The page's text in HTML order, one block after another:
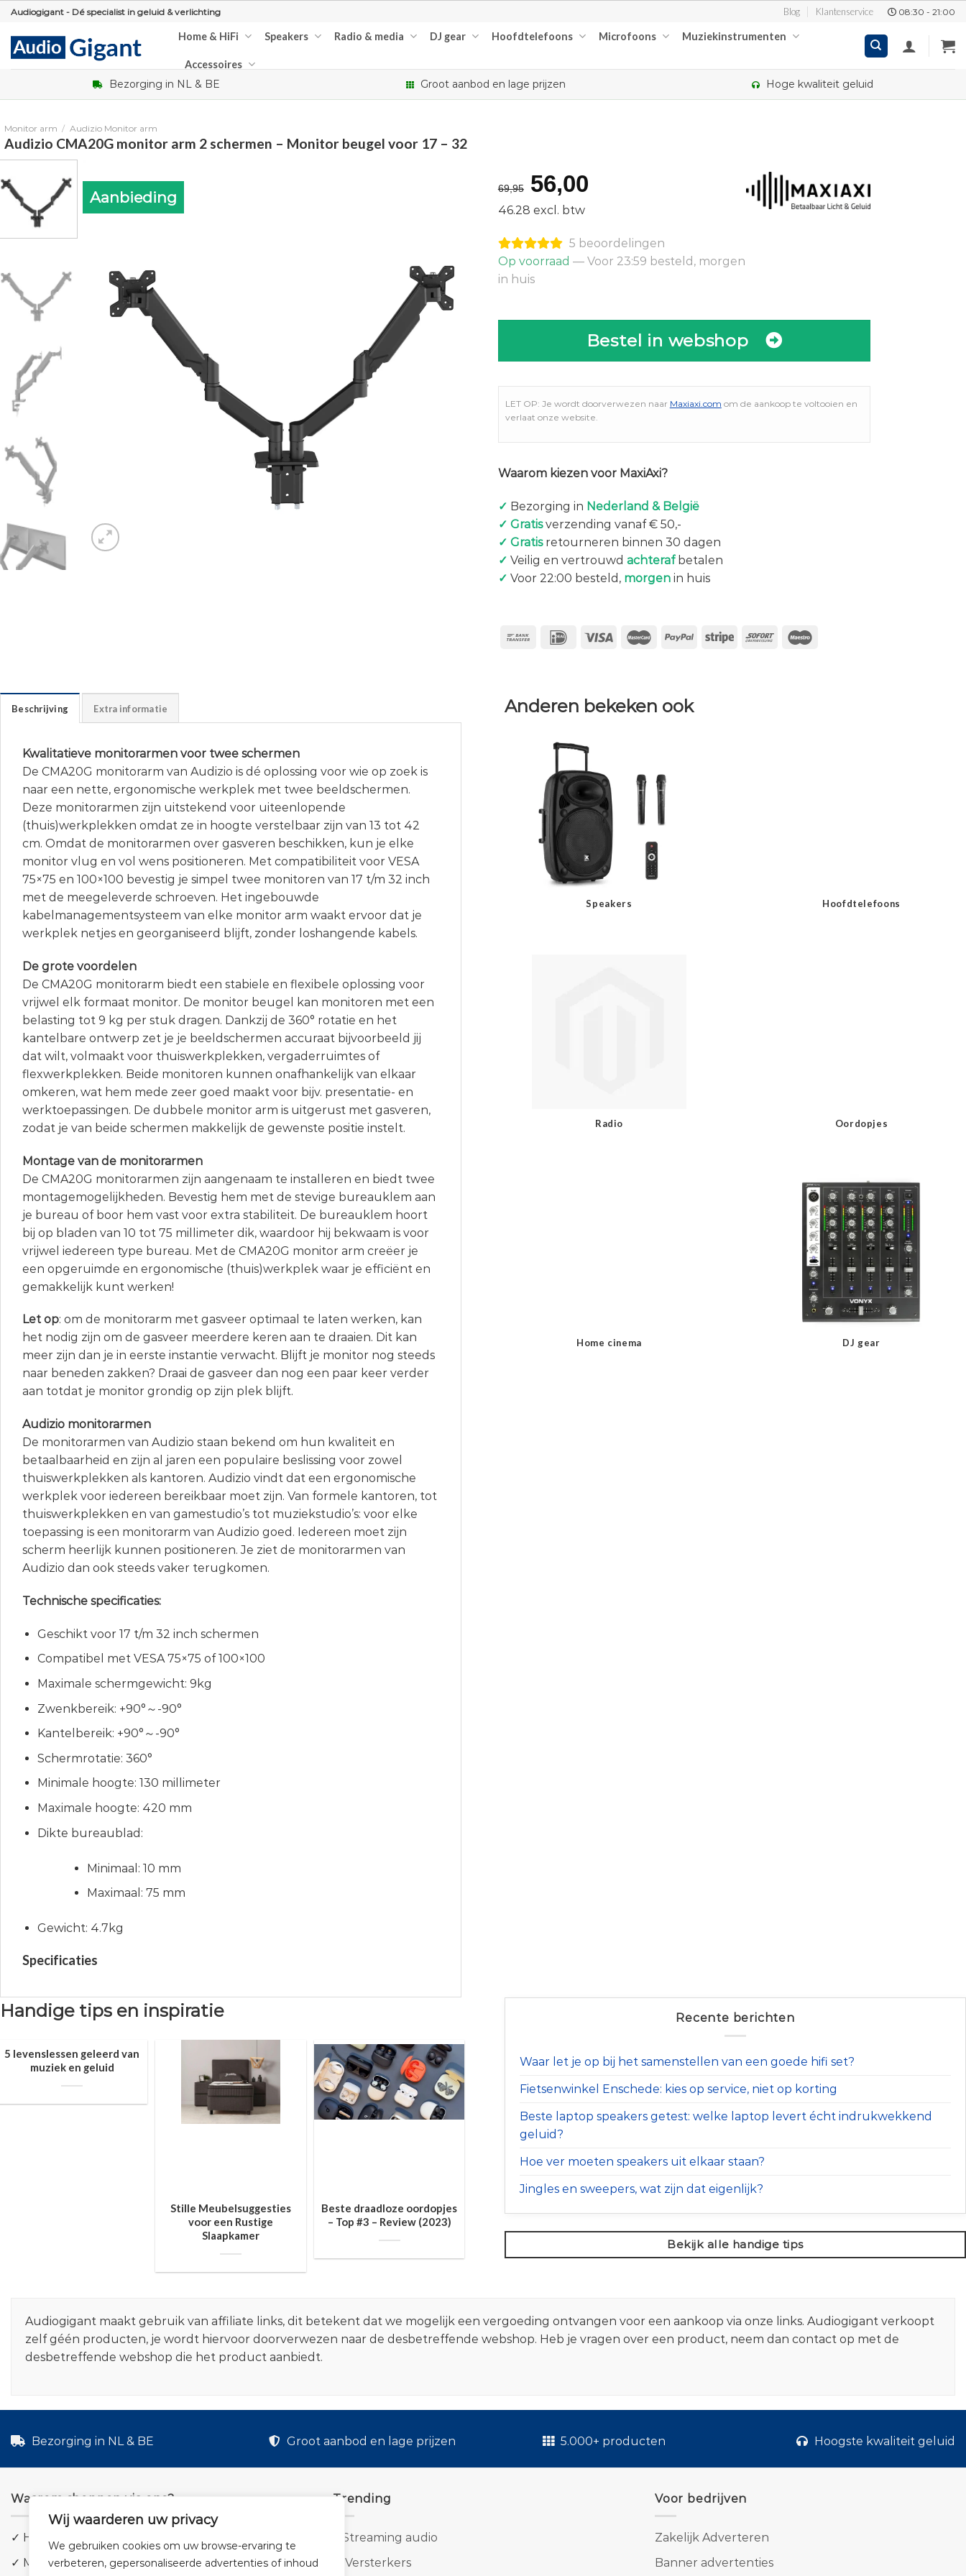
Wij waarderen uw privacy
We gebruiken cookies om uw browse-ervaring te
verbeteren, gepersonaliseerde advertenties of inhoud
Skip
content
Audiogigant - Dé specialist in geluid & verlichting Blog Klantenservice 08:30 - 21:00
Home & HiFi Speakers Radio & media DJ gear Hoofdtelefoons Microfoons Muziekinstrumenten
Accessoires
Bezorging in NL & BE Groot aanbod en lage prijzen Hoge kwaliteit geluid
Monitor arm / Audizio Monitor arm
Audizio CMA20G monitor arm 2 schermen – Monitor beugel voor 17 – 32
Aanbieding 69,95
Oorspronkelijke
prijs
was:
€69,95.
56,00Huidige
€56,00.
46.28 excl. btw
5 beoordelingen
Op voorraad — Voor 23:59 besteld, morgen
in huis
Bestel in webshop
LET OP: Je wordt doorverwezen naar Maxiaxi.com om de aankoop te voltooien en
verlaat onze website.
Waarom kiezen voor MaxiAxi?
✓ Bezorging in Nederland & België
✓ Gratisverzending vanaf € 50,-
✓ Gratisretourneren binnen 30 dagen
✓ Veilig en vertrouwd achterafbetalen
✓ Voor 22:00 besteld, morgenin huis
Beschrijving Extra informatie
Kwalitatieve monitorarmen voor twee schermen
De CMA20G monitorarm van Audizio is dé oplossing voor wie op zoek is
naar een nette, ergonomische werkplek met twee beeldschermen.
Deze monitorarmen zijn uitstekend voor uiteenlopende
(thuis)werkplekken omdat ze in hoogte verstelbaar zijn van 13 tot 42
cm. Omdat de monitorarmen over gasveren beschikken, kun je elke
monitor vlug en vol wens positioneren. Met compatibiliteit voor VESA
75×75 en 100×100 bevestig je simpel twee monitoren van 17 t/m 32 inch
met de meegeleverde schroeven. Het ingebouwde
kabelmanagementsysteem van elke monitor arm waakt ervoor dat je
werkplek netjes en georganiseerd blijft, zonder loshangende kabels.
De grote voordelen
De CMA20G monitorarm biedt een stabiele en flexibele oplossing voor
vrijwel elk formaat monitor. De monitor beugel kan monitoren met een
belasting tot 9 kg per stuk dragen. Dankzij de 360° rotatie en het
kantelbare ontwerp zet je je beeldschermen accuraat bijvoorbeeld jij
dat wilt, volmaakt voor thuiswerkplekken, vergaderruimtes of
flexwerkplekken. Beide monitoren kunnen onafhankelijk van elkaar
omkeren, wat hem mede zeer goed maakt voor bijv. presentatie- en
werktoepassingen. De dubbele monitor arm is uitgerust met gasveren,
zodat je van beide schermen makkelijk de gewenste positie instelt.
Montage van de monitorarmen
De CMA20G monitorarmen zijn aangenaam te installeren en biedt twee
montagemogelijkheden. Bevestig hem met de stevige bureauklem aan
je bureau of boor hem vast voor extra stabiliteit. De bureauklem hoort
bij op bladen van 10 tot 75 millimeter dik, waardoor hij bekwaam is voor
vrijwel iedereen type bureau. Met de CMA20G monitor arm creëer je
een opgeruimde en ergonomische (thuis)werkplek waar je efficiënt en
gemakkelijk kunt werken!
Let op: om de monitorarm met gasveer optimaal te laten werken, kan
het nodig zijn om de gasveer meerdere keren aan te draaien. Dit kan
meer zijn dan je in eerste instantie verwacht. Blijft je monitor nog steeds
naar beneden zakken? Draai de gasveer dan nog een paar keer verder
aan totdat je monitor grondig op zijn plek blijft.
Audizio monitorarmen
De monitorarmen van Audizio staan bekend om hun kwaliteit en
betaalbaarheid en zijn al jaren een populaire beslissing voor zowel
thuiswerkplekken als kantoren. Audizio vindt dat een ergonomische
werkplek voor iedereen bereikbaar moet zijn. Van formele kantoren, tot
thuiswerkplekken en van gamestudio’s tot muziekstudio’s: voor elke
toepassing is een monitorarm van Audizio goed. Iedereen moet zijn
scherm heerlijk kunnen positioneren. Je ziet de monitorarmen van
Audizio dan ook steeds vaker terugkomen.
Technische specificaties:
Geschikt voor 17 t/m 32 inch schermen
Compatibel met VESA 75×75 of 100×100
Maximale schermgewicht: 9kg
Zwenkbereik: +90°～-90°
Kantelbereik: +90°～-90°
Schermrotatie: 360°
Minimale hoogte: 130 millimeter
Maximale hoogte: 420 mm
Dikte bureaublad:
Minimaal: 10 mm
Maximaal: 75 mm
Gewicht: 4.7kg
Specificaties
Anderen bekeken ook
Speakers Hoofdtelefoons
Radio Oordopjes
Home cinema DJ gear
Handige tips en inspiratie
5 levenslessen geleerd van
muziek en geluid
Stille Meubelsuggesties
voor een Rustige
Slaapkamer
Beste draadloze oordopjes
– Top #3 – Review (2023)
Recente berichten
Waar let je op bij het samenstellen van een goede hifi set?
Fietsenwinkel Enschede: kies op service, niet op korting
Beste laptop speakers getest: welke laptop levert écht indrukwekkend
geluid?
Hoe ver moeten speakers uit elkaar staan?
Jingles en sweepers, wat zijn dat eigenlijk?
Bekijk alle handige tips
Audiogigant maakt gebruik van affiliate links, dit betekent dat we mogelijk een vergoeding ontvangen voor een aankoop via onze links. Audiogigant verkoopt
zelf géén producten, je wordt hiervoor doorverwezen naar de desbetreffende webshop. Heb je vragen over een product, neem dan contact op met de
desbetreffende webshop die het product aanbiedt.
Bezorging in NL & BE Groot aanbod en lage prijzen 5.000+ producten Hoogste kwaliteit geluid
Waarom shoppen via ons?
✓ Hoge kwaliteit geluid
✓ Meer dan 5.000 producten
Trending
Streaming audio
Versterkers
Voor bedrijven
Zakelijk Adverteren
Banner advertenties